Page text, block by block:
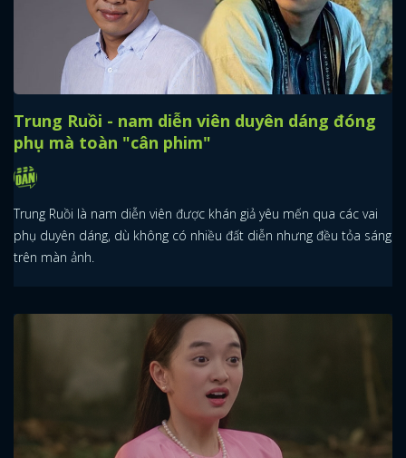
Trung Ruồi - nam diễn viên duyên dáng đóng
phụ mà toàn "cân phim"
Trung Ruồi là nam diễn viên được khán giả yêu mến qua các vai
phụ duyên dáng, dù không có nhiều đất diễn nhưng đều tỏa sáng
trên màn ảnh.